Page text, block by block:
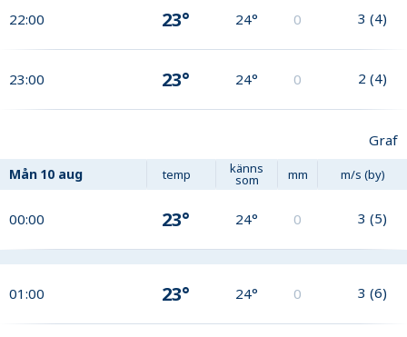
22:00 23° 24° 0 3 (4)
23:00 23° 24° 0 2 (4)
Graf
Mån 10 aug temp känns
som mm m/s (by)
00:00 23° 24° 0 3 (5)
01:00 23° 24° 0 3 (6)